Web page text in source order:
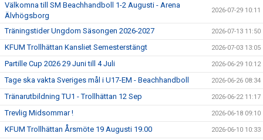
Välkomna till SM Beachhandboll 1-2 Augusti - Arena
Älvhögsborg
2026-07-29 10:11
Träningstider Ungdom Säsongen 2026-2027 2026-07-13 11:50
KFUM Trollhättan Kansliet Semesterstängt 2026-07-03 13:05
Partille Cup 2026 29 Juni till 4 Juli 2026-06-29 10:12
Tage ska vakta Sveriges mål i U17-EM - Beachhandboll 2026-06-26 08:34
Tränarutbildning TU1 - Trollhättan 12 Sep 2026-06-22 11:17
Trevlig Midsommar ! 2026-06-18 09:10
KFUM Trollhättan Årsmöte 19 Augusti 19.00 2026-06-10 10:33